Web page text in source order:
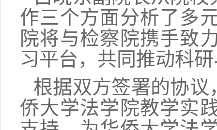
作三个方面分析了多
院将与检察院携手致
习平台，共同推动科
根据双方签署的协
侨大学法学院教学实